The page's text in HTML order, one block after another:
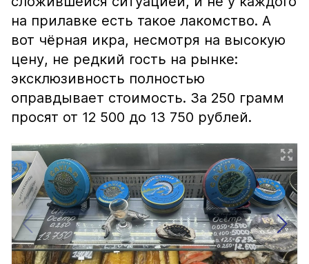
на прилавке есть такое лакомство. А
вот чёрная икра, несмотря на высокую
цену, не редкий гость на рынке:
эксклюзивность полностью
оправдывает стоимость. За 250 грамм
просят от 12 500 до 13 750 рублей.